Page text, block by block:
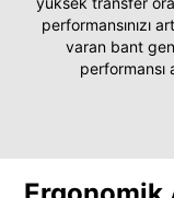
performansınızı
varan bant
performansı